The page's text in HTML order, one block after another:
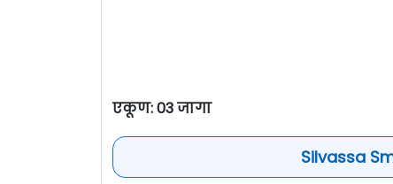
एकूण: 03 जागा
Silvassa